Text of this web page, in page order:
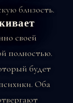
близость.
своей
полностью.
будет
Оба